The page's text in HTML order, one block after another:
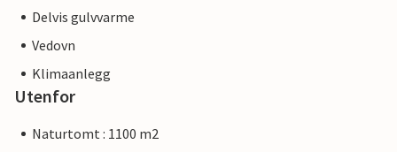
Delvis gulvvarme
Vedovn
Klimaanlegg
Utenfor
Naturtomt : 1100 m2